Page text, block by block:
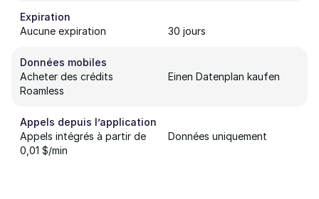
Expiration
Aucune expiration
30 jours
Données mobiles
Acheter des crédits
Roamless
Einen Datenplan kaufen
Appels depuis l’application
Appels intégrés à partir de
0,01 $/min
Données uniquement